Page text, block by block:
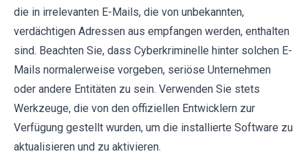
die in irrelevanten E-Mails, die von unbekannten,
verdächtigen Adressen aus empfangen werden, enthalten
sind. Beachten Sie, dass Cyberkriminelle hinter solchen E-
Mails normalerweise vorgeben, seriöse Unternehmen
oder andere Entitäten zu sein. Verwenden Sie stets
Werkzeuge, die von den offiziellen Entwicklern zur
Verfügung gestellt wurden, um die installierte Software zu
aktualisieren und zu aktivieren.